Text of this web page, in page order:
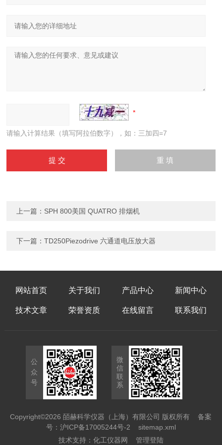
请输入计算结果（填写阿拉伯数字），如：三加四=7
上一篇： SPH 800美国 QUATRO 排烟机
下一篇：TD250Piezodrive 六通道电压放大器
网站首页 关于我们 产品中心 新闻中心
技术文章 荣誉资质 在线留言 联系我们
公
众
号
微
信
联
系
Copyright©2026 皕赫科学仪器（上海）有限公司 版权所有备案
号：沪ICP备17005244号-2
sitemap.xml
技术支持： 化工仪器网 管理登陆